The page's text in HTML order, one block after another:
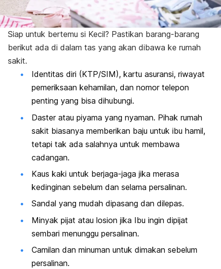
Siap untuk bertemu si Kecil? Pastikan barang-barang
berikut ada di dalam tas yang akan dibawa ke rumah
sakit.
Identitas diri (KTP/SIM), kartu asuransi, riwayat
pemeriksaan kehamilan, dan nomor telepon
penting yang bisa dihubungi.
Daster atau piyama yang nyaman. Pihak rumah
sakit biasanya memberikan baju untuk ibu hamil,
tetapi tak ada salahnya untuk membawa
cadangan.
Kaus kaki untuk berjaga-jaga jika merasa
kedinginan sebelum dan selama persalinan.
Sandal yang mudah dipasang dan dilepas.
Minyak pijat atau losion jika Ibu ingin dipijat
sembari menunggu persalinan.
Camilan dan minuman untuk dimakan sebelum
persalinan.